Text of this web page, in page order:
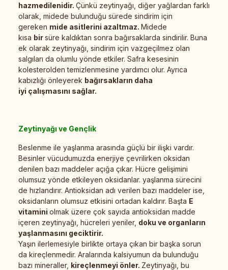
hazmedilenidir. Çünkü zeytinyağı, diğer yağlardan farklı
olarak, midede bulunduğu sürede sindirim için
gereken mide asitlerini azaltmaz. Midede
kısa birsüre kaldıktan sonra bağırsaklarda sindirilir. Buna
ek olarak zeytinyağı, sindirim için vazgeçilmez olan
salgıları da olumlu yönde etkiler. Safra kesesinin
kolesterolden temizlenmesine yardımcı olur. Ayrıca
kabızlığı önleyerek bağırsakların daha
iyi çalışmasını sağlar.
Zeytinyağı ve Gençlik
Beslenme ile yaşlanma arasında güçlü bir ilişki vardır.
Besinler vücudumuzda enerjiye çevrilirken oksidan
denilen bazı maddeler açığa çıkar. Hücre gelişimini
olumsuz yönde etkileyen oksidanlar. yaşlanma sürecini
de hızlandırır. Antioksidan adı verilen bazı maddeler ise,
oksidanların olumsuz etkisini ortadan kaldırır. Başta E
vitamini olmak üzere çok sayıda antioksidan madde
içeren zeytinyağı, hücreleri yeniler, doku ve organların
yaşlanmasını geciktirir.
Yaşın ilerlemesiyle birlikte ortaya çıkan bir başka sorun
da kireçlenmedir. Aralarında kalsiyumun da bulunduğu
bazı mineraller, kireçlenmeyi önler. Zeytinyağı, bu